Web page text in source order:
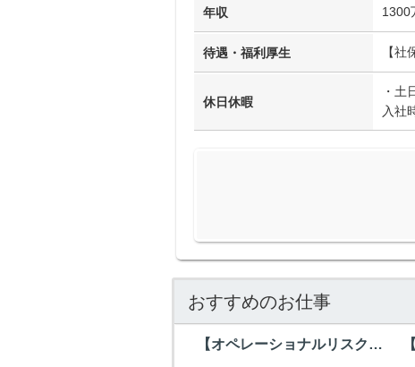
年収 1300
待遇・福利厚生 【
休日休暇
・土
入社
おすすめのお仕事
【オペレーショナルリスク管理】東証上場/NEOBANK/新しい銀行を目指すネット専業銀行～1200万